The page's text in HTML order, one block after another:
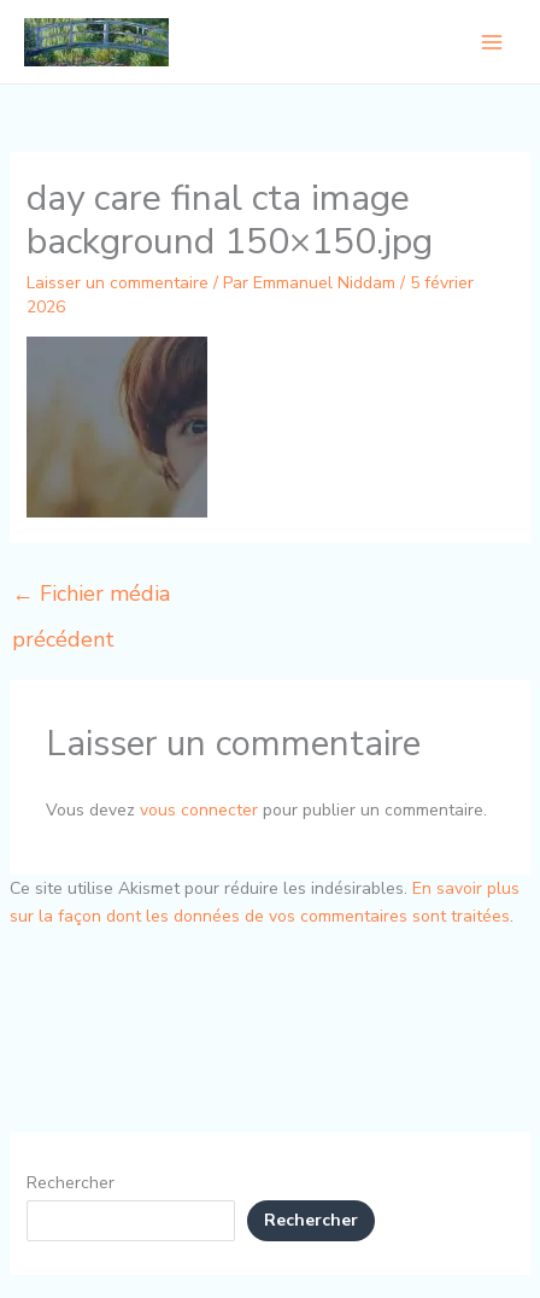
Aller
contenu
day care final cta image
background 150×150.jpg
Laisser un commentaire / Par Emmanuel Niddam / 5 février
2026
← Fichier média
précédent
Laisser un commentaire
Vous devez vous connecterpour publier un commentaire.
Ce site utilise Akismet pour réduire les indésirables. En savoir plus
sur la façon dont les données de vos commentaires sont traitées.
Rechercher
Rechercher